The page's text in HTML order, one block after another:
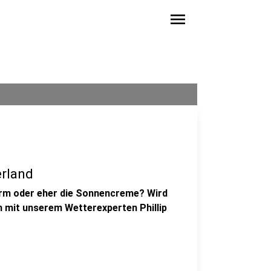
menu
oder eher die Sonnencreme? Wird
mit unserem Wetterexperten Phillip